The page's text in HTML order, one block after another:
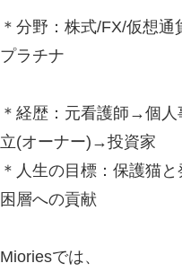
＊分野：株式/FX/仮想通
プラチナ
＊経歴：元看護師→個
立(オーナー)→投資家
＊人生の目標：保護猫
困層への貢献
Mioriesでは、